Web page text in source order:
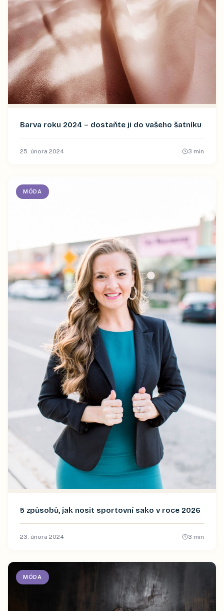
Barva roku 2024 –⁠⁠⁠⁠⁠ dostaňte ji do vašeho šatníku
25. února 2024 3 min
MÓDA
5 způsobů, jak nosit sportovní sako v roce 2026
23. února 2024 3 min
MÓDA